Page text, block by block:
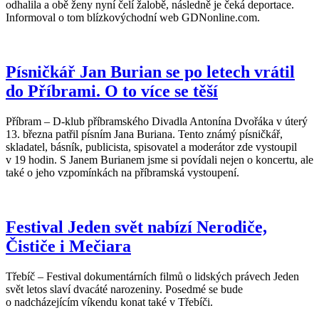
odhalila a obě ženy nyní čelí žalobě, následně je čeká deportace.
Informoval o tom blízkovýchodní web GDNonline.com.
Písničkář Jan Burian se po letech vrátil
do Příbrami. O to více se těší
Příbram – D-klub příbramského Divadla Antonína Dvořáka v úterý
13. března patřil písním Jana Buriana. Tento známý písničkář,
skladatel, básník, publicista, spisovatel a moderátor zde vystoupil
v 19 hodin. S Janem Burianem jsme si povídali nejen o koncertu, ale
také o jeho vzpomínkách na příbramská vystoupení.
Festival Jeden svět nabízí Nerodiče,
Čističe i Mečiara
Třebíč – Festival dokumentárních filmů o lidských právech Jeden
svět letos slaví dvacáté narozeniny. Posedmé se bude
o nadcházejícím víkendu konat také v Třebíči.